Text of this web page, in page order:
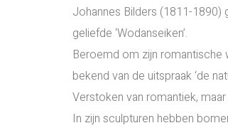
Johannes Bilders (1811-1890)
geliefde ‘Wodanseiken’.
Beroemd om zijn romantische
bekend van de uitspraak ‘de
Verstoken van romantiek,
In zijn sculpturen hebben